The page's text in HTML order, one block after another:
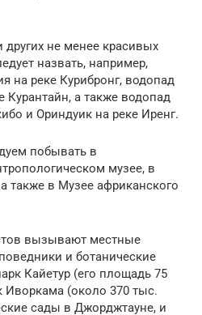
других не менее красивых
назвать, например,
на реке Курибронг, водопад
Курантайн, а также водопад
и Ориндуик на реке Иренг.
побывать в
музее, в
также в Музее африканского
вызывают местные
и ботанические
Кайетур (его площадь 75
Иворкама (около 370 тыс.
сады в Джорджтауне, и